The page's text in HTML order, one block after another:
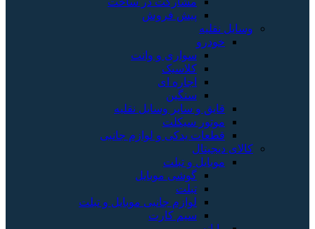
پیش فروش
وسایل نقلیه
خودرو
سواری و وانت
کلاسیک
اجاره ای
سنگین
قایق و سایر وسایل نقلیه
موتور سیکلت
قطعات یدکی و لوازم جانبی
کالای دیجیتال
موبایل و تبلت
گوشی موبایل
تبلت
لوازم جانبی موبایل و تبلت
سیم کارت